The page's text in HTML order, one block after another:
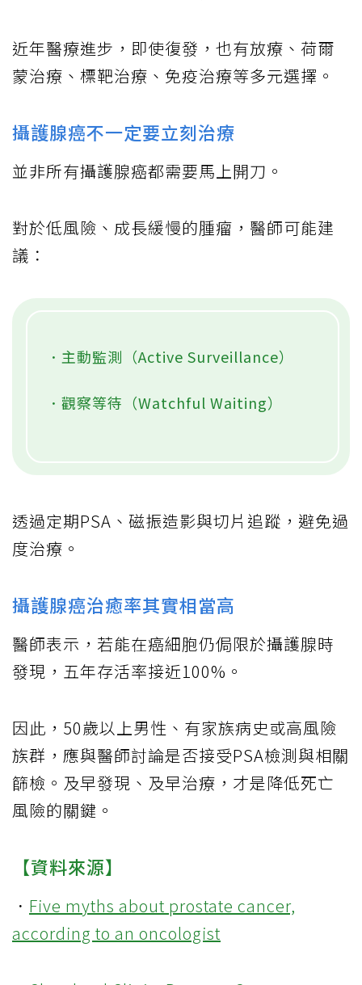
近年醫療進步，即使復發，也有放療、荷爾
蒙治療、標靶治療、免疫治療等多元選擇。
攝護腺癌不一定要立刻治療
並非所有攝護腺癌都需要馬上開刀。
對於低風險、成長緩慢的腫瘤，醫師可能建
議：
．主動監測（Active Surveillance）
．觀察等待（Watchful Waiting）
透過定期PSA、磁振造影與切片追蹤，避免過
度治療。
攝護腺癌治癒率其實相當高
醫師表示，若能在癌細胞仍侷限於攝護腺時
發現，五年存活率接近100%。
因此，50歲以上男性、有家族病史或高風險
族群，應與醫師討論是否接受PSA檢測與相關
篩檢。及早發現、及早治療，才是降低死亡
風險的關鍵。
【資料來源】
． Five myths about prostate cancer,
according to an oncologist